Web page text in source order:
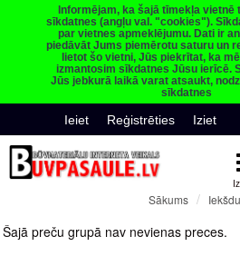
Informējam, ka šajā tīmekļa vietnē
sīkdatnes (angļu val. "cookies").
par vietnes apmeklējumu. Dati ir
piedāvāt Jums piemērotu saturu un
lietot šo vietni, Jūs piekrītat, ka
izmantosim sīkdatnes Jūsu ierīcē.
Jūs jebkurā laikā varat atsaukt,
sīkdatnes
Ieiet Reģistrēties Iziet
Sākums
Šajā preču grupā nav nevienas preces.